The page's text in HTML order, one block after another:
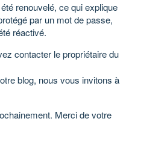
renouvelé, ce qui explique
par un mot de passe,
réactivé.
contacter le propriétaire du
blog, nous vous invitons à
Merci de votre